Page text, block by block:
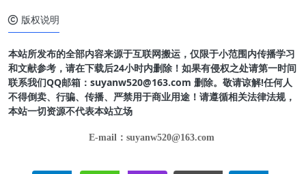
版权说明
本站所发布的全部内容来源于互联网搬运，仅限于小范围内传播学习
和文献参考，请在下载后24小时内删除！如果有侵权之处请第一时间
联系我们QQ邮箱：suyanw520@163.com 删除。敬请谅解!任何人
不得倒卖、行骗、传播、严禁用于商业用途！请遵循相关法律法规，
本站一切资源不代表本站立场
E-mail：suyanw520@163.com